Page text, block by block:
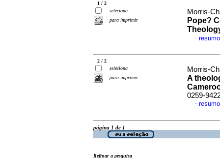
1 / 2
seleciona
para imprimir
Morris-
Pope?
·
2 / 2
seleciona
para imprimir
Morris-
A
0259-
·
página 1 de 1
Refinar a pesquisa